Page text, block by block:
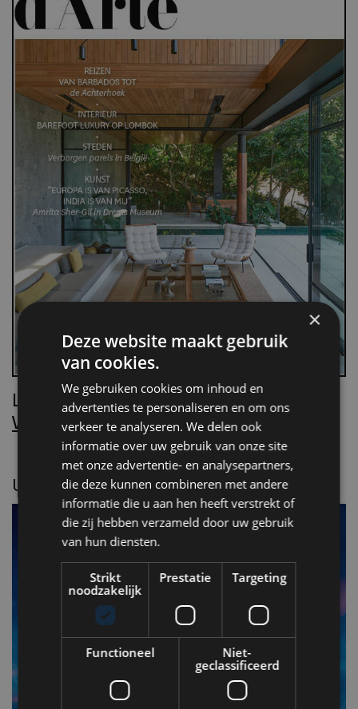
Lees Villa d’Arte!
Word nu abonnee.
UITGELICHT
×
Deze website maakt gebruik
van cookies.
We gebruiken cookies om inhoud en
advertenties te personaliseren en om ons
verkeer te analyseren. We delen ook
informatie over uw gebruik van onze site
met onze advertentie- en analysepartners,
die deze kunnen combineren met andere
informatie die u aan hen heeft verstrekt of
die zij hebben verzameld door uw gebruik
van hun diensten.
Strikt
noodzakelijk
Prestatie Targeting
Functioneel
Niet-
geclassificeerd